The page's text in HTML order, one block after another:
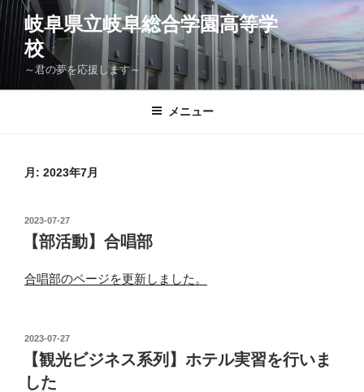
コ
ン
テ
ン
ツ
岐阜県立岐阜総合学園高等学
校
～君の夢を応援します～
メニュー
月: 2023年7月
投
日:
2023-07-27
【部活動】合唱部
合唱部のページを更新しました。
投
日:
2023-07-27
【観光ビジネス系列】ホテル実習を行いま
した